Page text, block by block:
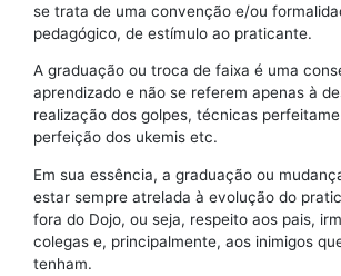
se trata de uma convenção e/ou
pedagógico, de estímulo ao praticante.
A graduação ou troca de faixa é uma
aprendizado e não se referem apenas à
realização dos golpes, técnicas
perfeição dos ukemis etc.
Em sua essência, a graduação ou
estar sempre atrelada à evolução do
fora do Dojo, ou seja, respeito aos pais,
colegas e, principalmente, aos inimigos
tenham.